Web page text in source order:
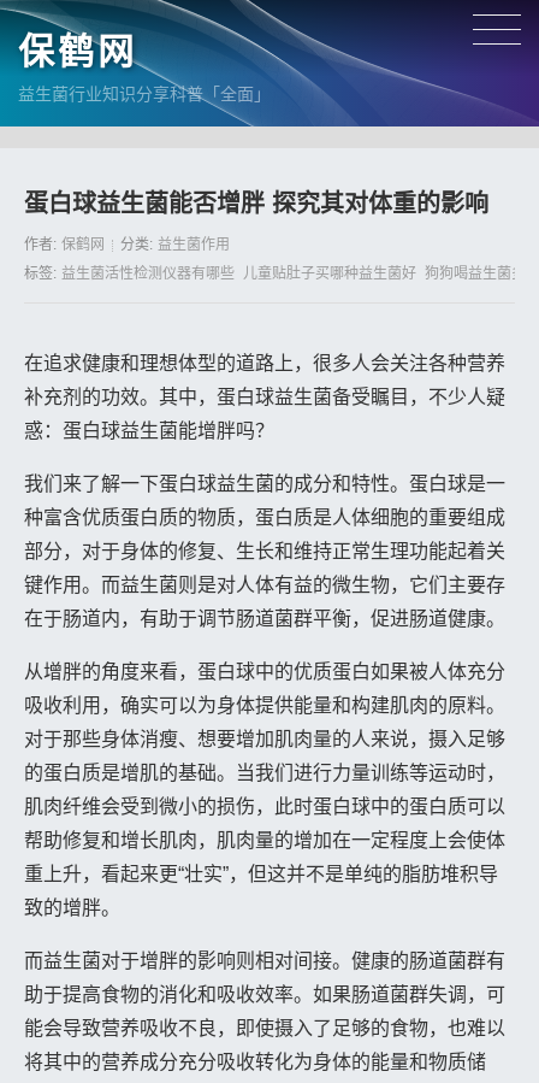
保鹤网
益生菌行业知识分享科普「全面」
蛋白球益生菌能否增胖 探究其对体重的影响
作者: 保鹤网 分类: 益生菌作用
标签: 益生菌活性检测仪器有哪些 儿童贴肚子买哪种益生菌好 狗狗喝益生菌多
在追求健康和理想体型的道路上，很多人会关注各种营养
补充剂的功效。其中，蛋白球益生菌备受瞩目，不少人疑
惑：蛋白球益生菌能增胖吗？
我们来了解一下蛋白球益生菌的成分和特性。蛋白球是一
种富含优质蛋白质的物质，蛋白质是人体细胞的重要组成
部分，对于身体的修复、生长和维持正常生理功能起着关
键作用。而益生菌则是对人体有益的微生物，它们主要存
在于肠道内，有助于调节肠道菌群平衡，促进肠道健康。
从增胖的角度来看，蛋白球中的优质蛋白如果被人体充分
吸收利用，确实可以为身体提供能量和构建肌肉的原料。
对于那些身体消瘦、想要增加肌肉量的人来说，摄入足够
的蛋白质是增肌的基础。当我们进行力量训练等运动时，
肌肉纤维会受到微小的损伤，此时蛋白球中的蛋白质可以
帮助修复和增长肌肉，肌肉量的增加在一定程度上会使体
重上升，看起来更“壮实”，但这并不是单纯的脂肪堆积导
致的增胖。
而益生菌对于增胖的影响则相对间接。健康的肠道菌群有
助于提高食物的消化和吸收效率。如果肠道菌群失调，可
能会导致营养吸收不良，即使摄入了足够的食物，也难以
将其中的营养成分充分吸收转化为身体的能量和物质储